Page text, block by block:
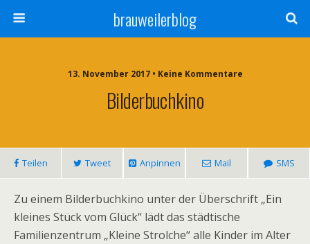
brauweilerblog
13. November 2017 • Keine Kommentare
Bilderbuchkino
Teilen Tweet Anpinnen Mail SMS
Zu einem Bilderbuchkino unter der Überschrift „Ein
kleines Stück vom Glück“ lädt das städtische
Familienzentrum „Kleine Strolche“ alle Kinder im Alter